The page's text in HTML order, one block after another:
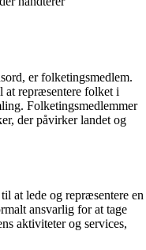
er folketingsmedlem.
at repræsentere folket i
Folketingsmedlemmer
der påvirker landet og
at lede og repræsentere en
ansvarlig for at tage
aktiviteter og services,